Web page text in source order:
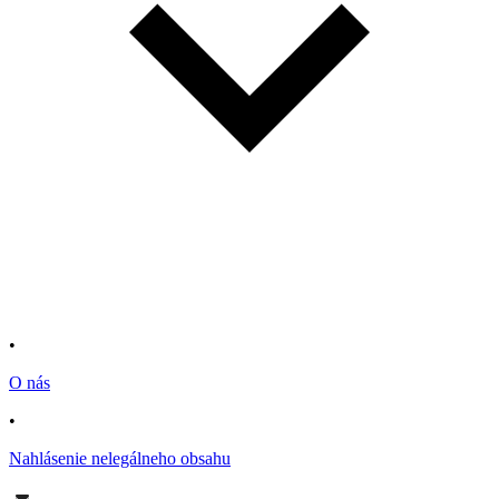
•
O nás
•
Nahlásenie nelegálneho obsahu